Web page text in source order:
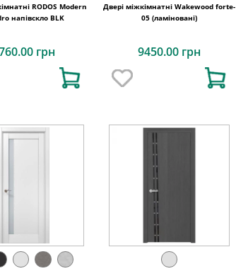
RODOS Modern
напівскло BLK
грн
Двері міжкімнатні Wakewood forte-
05 (ламіновані)
9450.00 грн